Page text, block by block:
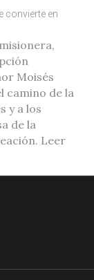
convierte en
Moisés
camino de la
y a los
de la
Leer